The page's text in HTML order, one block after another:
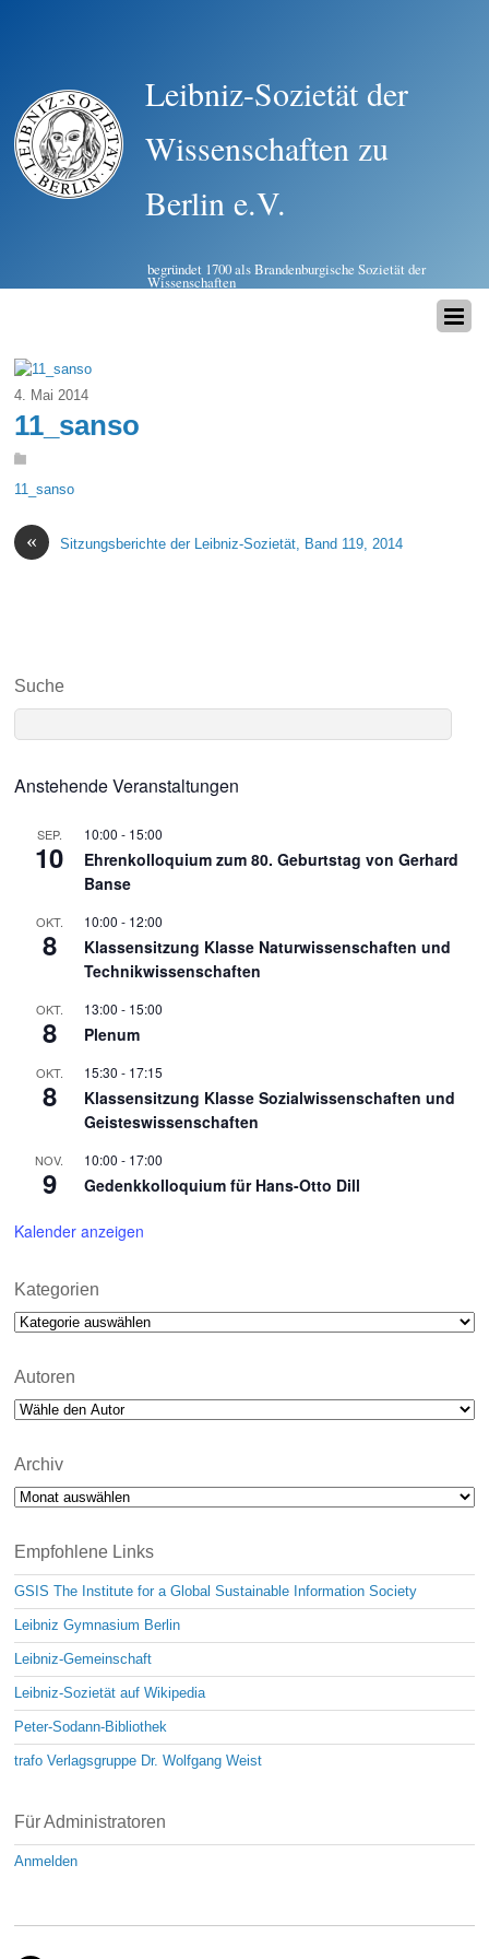
Leibniz-Sozietät der
Wissenschaften zu
Berlin e.V.
begründet 1700 als Brandenburgische Sozietät der
Wissenschaften
4. Mai 2014
11_sanso
11_sanso
« Sitzungsberichte der Leibniz-Sozietät, Band 119, 2014
Suche
Anstehende Veranstaltungen
SEP.
10
10:00 - 15:00
Ehrenkolloquium zum 80. Geburtstag von Gerhard
Banse
OKT.
8
10:00 - 12:00
Klassensitzung Klasse Naturwissenschaften und
Technikwissenschaften
OKT.
8
13:00 - 15:00
Plenum
OKT.
8
15:30 - 17:15
Klassensitzung Klasse Sozialwissenschaften und
Geisteswissenschaften
NOV.
9
10:00 - 17:00
Gedenkkolloquium für Hans-Otto Dill
Kalender anzeigen
Kategorien
Kategorien
Autoren
Archiv
Archiv
Empfohlene Links
GSIS The Institute for a Global Sustainable Information Society
Leibniz Gymnasium Berlin
Leibniz-Gemeinschaft
Leibniz-Sozietät auf Wikipedia
Peter-Sodann-Bibliothek
trafo Verlagsgruppe Dr. Wolfgang Weist
Für Administratoren
Anmelden